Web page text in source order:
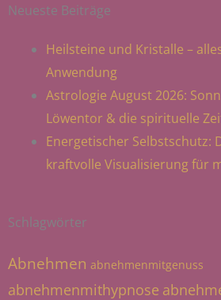
Neueste Beiträge
Heilsteine und Kristalle –
Anwendung
Astrologie August 2026:
Löwentor & die spirituelle
Energetischer Selbstschutz:
kraftvolle Visualisierung für
Schlagwörter
Abnehmen abnehmenmitgenuss
abnehmenmithypnose